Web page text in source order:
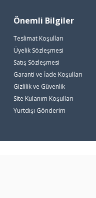
Önemli Bilgiler
Teslimat Koşulları
Üyelik Sözleşmesi
Satış Sözleşmesi
Garanti ve İade Koşulları
Gizlilik ve Güvenlik
Site Kulanım Koşulları
Yurtdışı Gönderim